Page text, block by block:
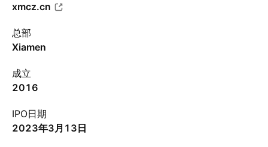
xmcz.cn
总部
Xiamen
成立
2016
IPO日期
2023年3月13日